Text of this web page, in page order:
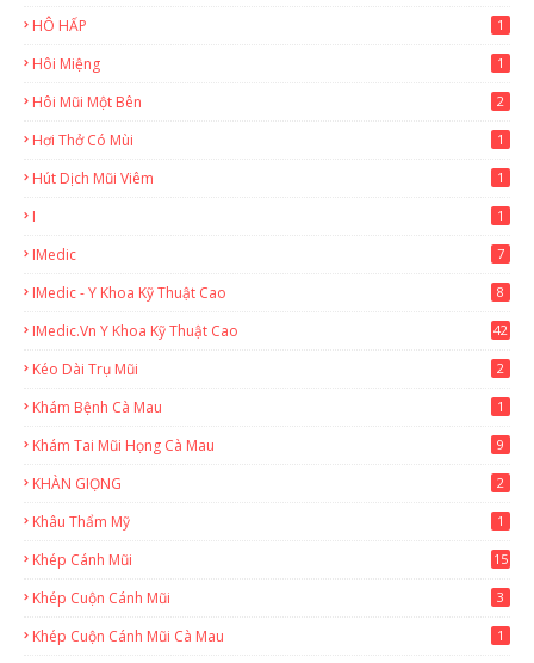
HÔ HẤP 1
Hôi Miệng 1
Hôi Mũi Một Bên 2
Hơi Thở Có Mùi 1
Hút Dịch Mũi Viêm 1
I 1
IMedic 7
IMedic - Y Khoa Kỹ Thuật Cao 8
IMedic.vn Y Khoa Kỹ Thuật Cao
42
Kéo Dài Trụ Mũi 2
Khám Bệnh Cà Mau 1
Khám Tai Mũi Họng Cà Mau 9
KHÀN GIỌNG 2
Khâu Thẩm Mỹ 1
Khép Cánh Mũi 15
Khép Cuộn Cánh Mũi 3
Khép Cuộn Cánh Mũi Cà Mau 1